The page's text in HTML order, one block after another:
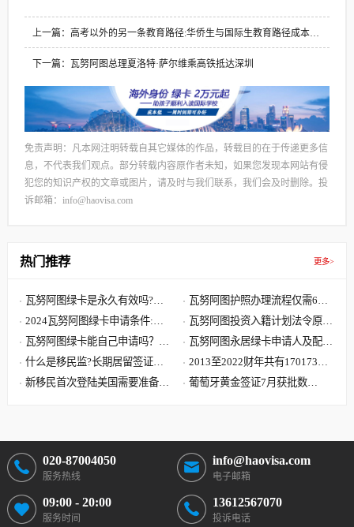
上一篇：高考以外的另一条教育路径:华侨生与国际生教育路径成本分
析
下一篇：瓦努阿图总理夏洛特·萨尔维乘高铁抵达深圳
免责声明：凡本网注明转载自其它媒体的作品，转载目的在于传递更多信
息，不代表我们观点。部分转载内容原作者未知，如果您发现本网站有侵
犯您的知识产权的文章或图片，请及时与我们联系，我们会及时删除。投
诉邮箱：info@haovisa.com
热门推荐 更多>
瓦努阿图绿卡是永久有效吗?瓦
努阿图绿卡有效期是多久?
瓦努阿图护照办理流程仅需6步,
快至30天获批 60天收到原件
2024瓦努阿图绿卡申请条件:单
人8000美元 7天获批三周拿卡
瓦努阿图投资入籍计划法令原文
解读,主申请人捐献8万美元起
瓦努阿图绿卡能自己申请吗？答
案可能要让您失望了
瓦努阿图永居绿卡申请人及配偶
子女需要提供资料最全清单
什么是移民监?长期居留签证和
永久居留签证有什么区别?
2013至2022财年共有170173位
中国大陆申请人移民美国
新移民首次登陆美国需要准备哪
葡萄牙黄金签证7月获批数
020-87004050
服务热线
info@haovisa.com
电子邮箱
09:00 - 20:00
服务时间
13612567070
投诉电话